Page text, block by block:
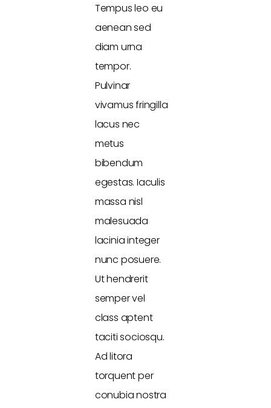
Tempus leo eu
aenean sed
diam urna
tempor.
Pulvinar
vivamus fringilla
lacus nec
metus
bibendum
egestas. Iaculis
massa nisl
malesuada
lacinia integer
nunc posuere.
Ut hendrerit
semper vel
class aptent
taciti sociosqu.
Ad litora
torquent per
conubia nostra